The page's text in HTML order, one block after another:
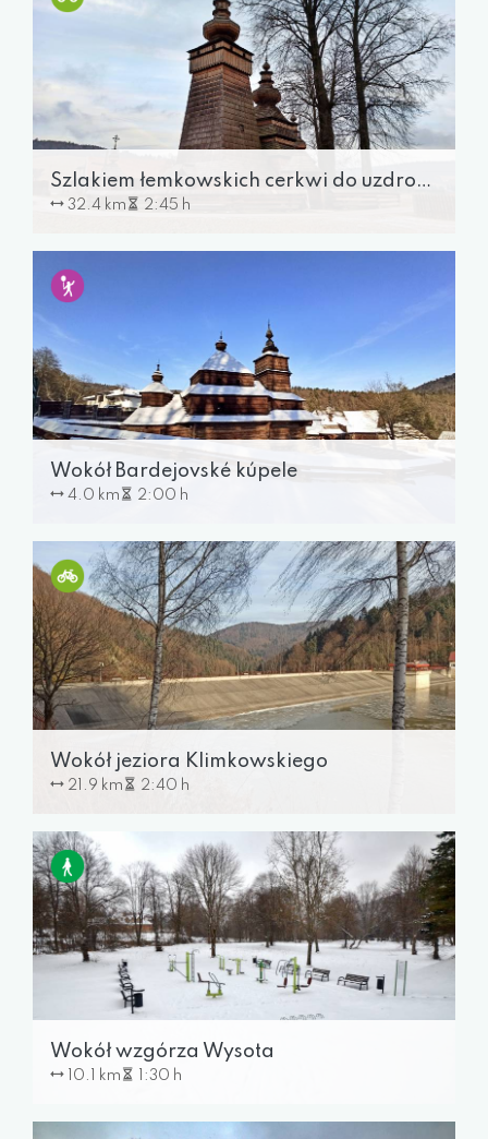
Szlakiem łemkowskich cerkwi do uzdrowiska
32.4 km 2:45 h
Wokół Bardejovské kúpele
4.0 km 2:00 h
Wokół jeziora Klimkowskiego
21.9 km 2:40 h
Wokół wzgórza Wysota
10.1 km 1:30 h